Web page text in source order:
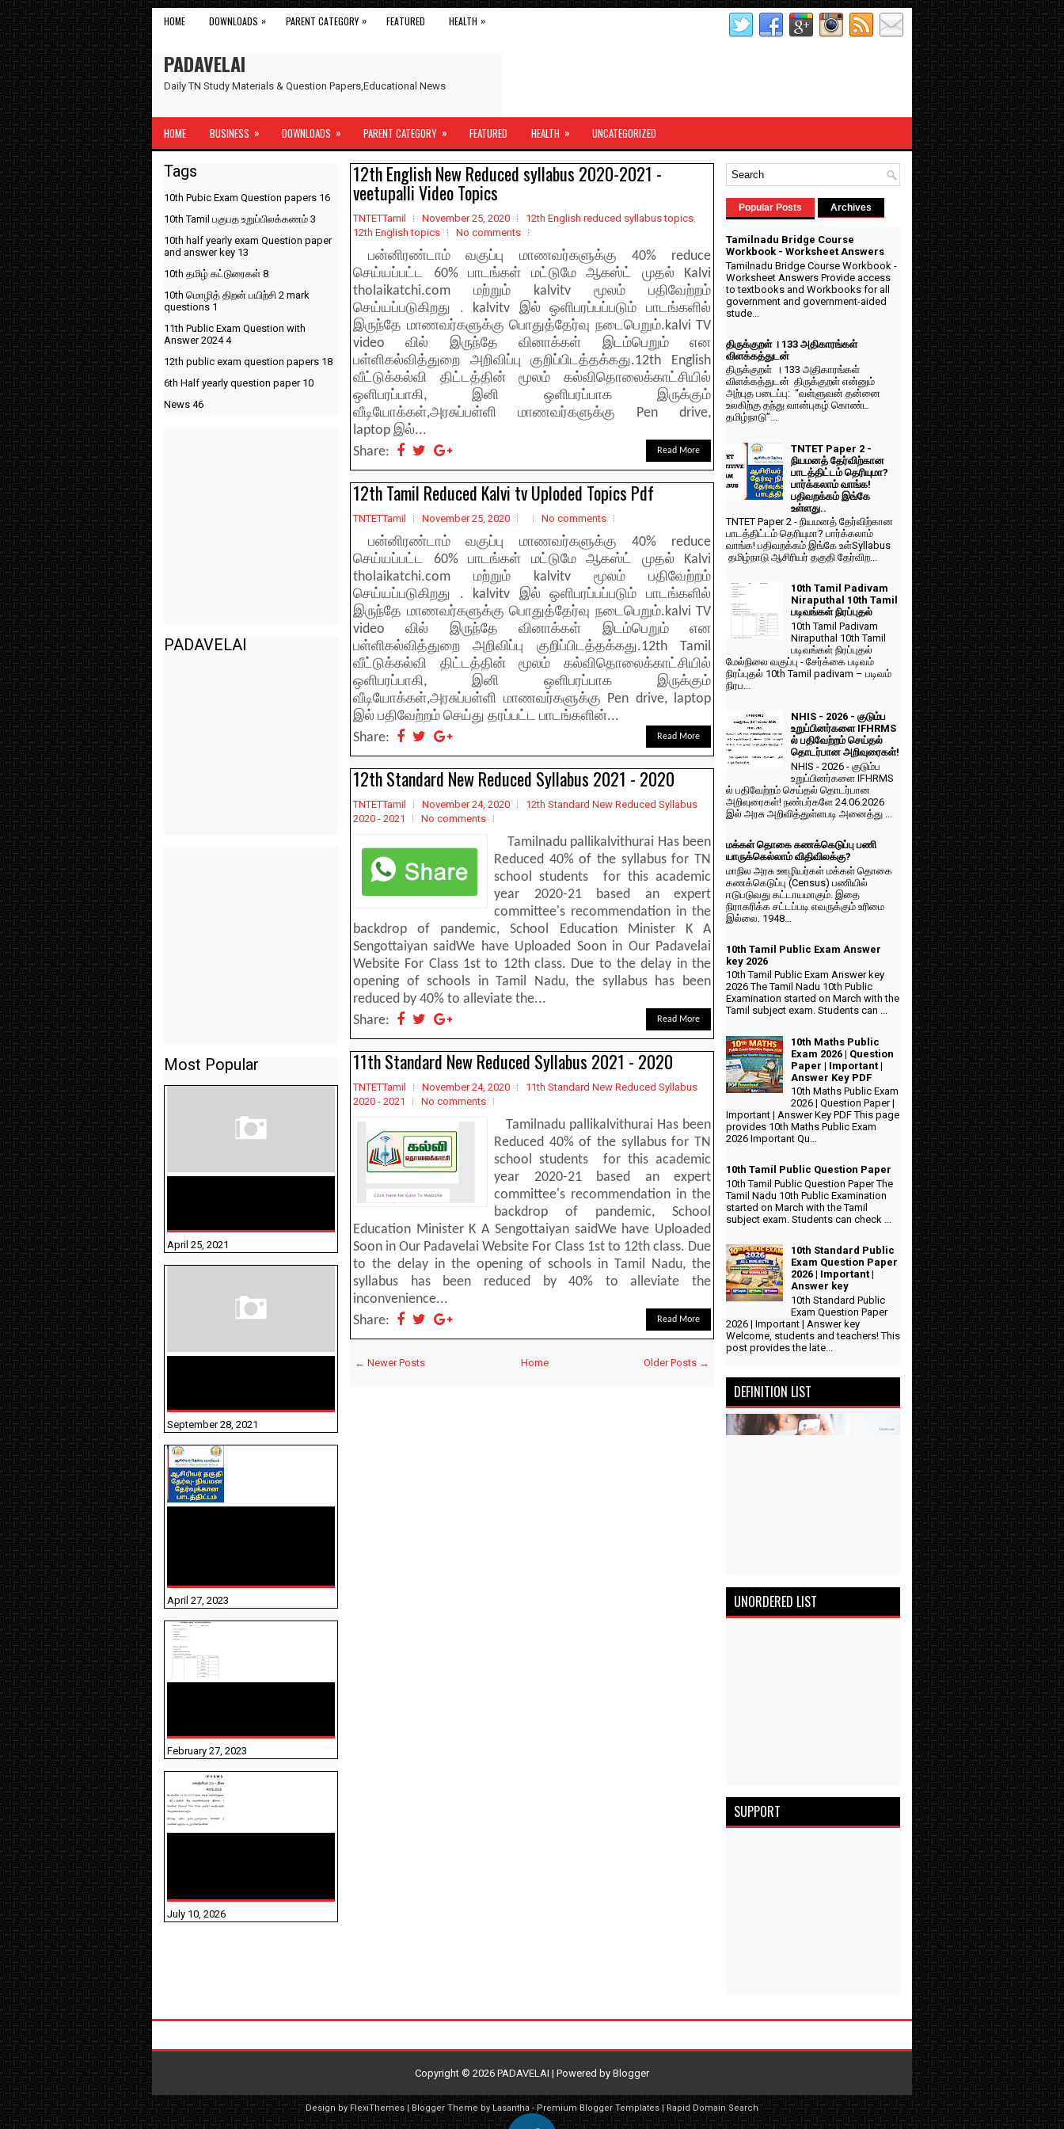
HOME DOWNLOADS » PARENT CATEGORY » FEATURED HEALTH »
PADAVELAI
Daily TN Study Materials & Question Papers,Educational News
HOME BUSINESS » DOWNLOADS » PARENT CATEGORY » FEATURED HEALTH » UNCATEGORIZED
12th English New Reduced syllabus 2020-2021 -
veetupalli Video Topics
TNTETTamil November 25, 2020 12th English reduced syllabus topics,
12th English topics
No comments
பன்னிரண்டாம் வகுப்பு மாணவர்களுக்கு 40% reduce
செய்யப்பட்ட 60% பாடங்கள் மட்டுமே ஆகஸ்ட் முதல் Kalvi
tholaikatchi.com மற்றும் kalvitv மூலம் பதிவேற்றம்
செய்யப்படுகிறது . kalvitv இல் ஒளிபரப்பப்படும் பாடங்களில்
இருந்தே மாணவர்களுக்கு பொதுத்தேர்வு நடைபெறும்.kalvi TV
video வில் இருந்தே வினாக்கள் இடம்பெறும் என
பள்ளிகல்வித்துறை அறிவிப்பு குறிப்பிடத்தக்கது.12th English
வீட்டுக்கல்வி திட்டத்தின் மூலம் கல்விதொலைக்காட்சியில்
ஒளிபரப்பாகி, இனி ஒளிபரப்பாக இருக்கும்
வீடியோக்கள்,அரசுப்பள்ளி மாணவர்களுக்கு Pen drive,
laptop இல்...
Share:
Read More
12th Tamil Reduced Kalvi tv Uploded Topics Pdf
TNTETTamil November 25, 2020 No comments
பன்னிரண்டாம் வகுப்பு மாணவர்களுக்கு 40% reduce
செய்யப்பட்ட 60% பாடங்கள் மட்டுமே ஆகஸ்ட் முதல் Kalvi
tholaikatchi.com மற்றும் kalvitv மூலம் பதிவேற்றம்
செய்யப்படுகிறது . kalvitv இல் ஒளிபரப்பப்படும் பாடங்களில்
இருந்தே மாணவர்களுக்கு பொதுத்தேர்வு நடைபெறும்.kalvi TV
video வில் இருந்தே வினாக்கள் இடம்பெறும் என
பள்ளிகல்வித்துறை அறிவிப்பு குறிப்பிடத்தக்கது.12th Tamil
வீட்டுக்கல்வி திட்டத்தின் மூலம் கல்விதொலைக்காட்சியில்
ஒளிபரப்பாகி, இனி ஒளிபரப்பாக இருக்கும்
வீடியோக்கள்,அரசுப்பள்ளி மாணவர்களுக்கு Pen drive, laptop
இல் பதிவேற்றம் செய்து தரப்பட்ட பாடங்களின்...
Share:
Read More
12th Standard New Reduced Syllabus 2021 - 2020
TNTETTamil November 24, 2020
12th Standard New Reduced Syllabus
2020 - 2021
No comments
Tamilnadu pallikalvithurai Has been
Reduced 40% of the syllabus for TN
school students for this academic
year 2020-21 based an expert
committee's recommendation in the
backdrop of pandemic, School Education Minister K A
Sengottaiyan saidWe have Uploaded Soon in Our Padavelai
Website For Class 1st to 12th class. Due to the delay in the
opening of schools in Tamil Nadu, the syllabus has been
reduced by 40% to alleviate the...
Share:
Read More
11th Standard New Reduced Syllabus 2021 - 2020
TNTETTamil November 24, 2020
11th Standard New Reduced Syllabus
2020 - 2021
No comments
Tamilnadu pallikalvithurai Has been
Reduced 40% of the syllabus for TN
school students for this academic
year 2020-21 based an expert
committee's recommendation in the
backdrop of pandemic, School
Education Minister K A Sengottaiyan saidWe have Uploaded
Soon in Our Padavelai Website For Class 1st to 12th class. Due
to the delay in the opening of schools in Tamil Nadu, the
syllabus has been reduced by 40% to alleviate the
inconvenience...
Share:
Read More
← Newer Posts Older Posts →
Home
Tags
10th Pubic Exam Question papers 16
10th Tamil பகுபத உறுப்பிலக்கணம் 3
10th half yearly exam Question paper
and answer key 13
10th தமிழ் கட்டுரைகள் 8
10th மொழித் திறன் பயிற்சி 2 mark
questions 1
11th Public Exam Question with
Answer 20244
12th public exam question papers 18
6th Half yearly question paper 10
News 46
PADAVELAI
Most Popular
April 25, 2021
September 28, 2021
April 27, 2023
February 27, 2023
July 10, 2026
Popular Posts Archives
Tamilnadu Bridge Course
Workbook - Worksheet Answers
Tamilnadu Bridge Course Workbook -
Worksheet Answers Provide access
to textbooks and Workbooks for all
government and government-aided
stude...
திருக்குறள் । 133 அதிகாரங்கள்
விளக்கத்துடன்
திருக்குறள் । 133 அதிகாரங்கள்
விளக்கத்துடன் திருக்குறள் என்னும்
அற்புத படைப்பு: “வள்ளுவன் தன்னை
உலகிற்கு தந்து வான்புகழ் கொண்ட
தமிழ்நாடு”...
TNTET Paper 2 -
நியமனத் தேர்விற்கான
பாடத்திட்டம் தெரியுமா?
பார்க்கலாம் வாங்க!
பதிவறக்கம் இங்கே
உள்ளது..
TNTET Paper 2 - நியமனத் தேர்விற்கான
பாடத்திட்டம் தெரியுமா? பார்க்கலாம்
வாங்க! பதிவறக்கம் இங்கே உள்Syllabus
தமிழ்நாடு ஆசிரியர் தகுதி தேர்விற...
10th Tamil Padivam
Niraputhal 10th Tamil
படிவங்கள் நிரப்புதல்
10th Tamil Padivam
Niraputhal 10th Tamil
படிவங்கள் நிரப்புதல்
மேல்நிலை வகுப்பு - சேர்க்கை படிவம்
நிரப்புதல் 10th Tamil padivam – படிவம்
நிரப...
NHIS - 2026 - குடும்ப
உறுப்பினர்களை IFHRMS
ல் பதிவேற்றம் செய்தல்
தொடர்பான அறிவுரைகள்!
NHIS - 2026 - குடும்ப
உறுப்பினர்களை IFHRMS
ல் பதிவேற்றம் செய்தல் தொடர்பான
அறிவுரைகள்! நண்பர்களே 24.06.2026
இல் அரசு அறிவித்துள்ளபடி அனைத்து ...
மக்கள் தொகை கணக்கெடுப்பு பணி
யாருக்கெல்லாம் விதிவிலக்கு?
மாநில அரசு ஊழியர்கள் மக்கள் தொகை
கணக்கெடுப்பு (Census) பணியில்
ஈடுபடுவது கட்டாயமாகும். இதை
நிராகரிக்க சட்டப்படி எவருக்கும் உரிமை
இல்லை. 1948...
10th Tamil Public Exam Answer
key 2026
10th Tamil Public Exam Answer key
2026 The Tamil Nadu 10th Public
Examination started on March with the
Tamil subject exam. Students can ...
10th Maths Public
Exam 2026 | Question
Paper | Important |
Answer Key PDF
10th Maths Public Exam
2026 | Question Paper |
Important | Answer Key PDF This page
provides 10th Maths Public Exam
2026 Important Qu...
10th Tamil Public Question Paper
10th Tamil Public Question Paper The
Tamil Nadu 10th Public Examination
started on March with the Tamil
subject exam. Students can check ...
10th Standard Public
Exam Question Paper
2026 | Important |
Answer key
10th Standard Public
Exam Question Paper
2026 | Important | Answer key
Welcome, students and teachers! This
post provides the late...
DEFINITION LIST
UNORDERED LIST
SUPPORT
Copyright © 2026 PADAVELAI | Powered by Blogger
Design byFlexiThemes| Blogger Theme byLasantha-Premium Blogger Templates|Rapid Domain Search